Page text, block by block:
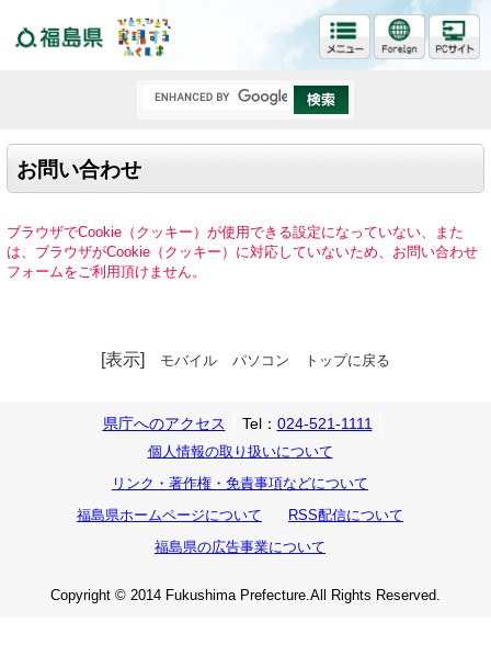
お問い合わせ
ブラウザでCookie（クッキー）が使用できる設定になっていない、また
は、ブラウザがCookie（クッキー）に対応していないため、お問い合わせ
フォームをご利用頂けません。
[表示] モバイル パソコン トップに戻る
県庁へのアクセス Tel： 024-521-1111
個人情報の取り扱いについて
リンク・著作権・免責事項などについて
福島県ホームページについて
RSS配信について
福島県の広告事業について
Copyright © 2014 Fukushima Prefecture.All Rights Reserved.